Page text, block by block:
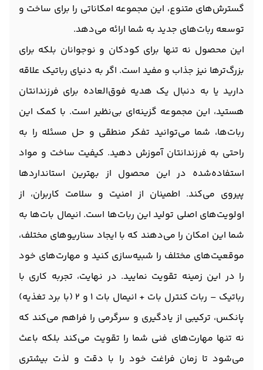
گسترش‌های متنوع، این مجموعه امکاناتی را برای ساخت و
توسعه ربات‌های جدید به شما ارائه می‌دهد.
این محصول نه تنها برای کودکان و نوجوانان بلکه برای
بزرگ‌ترها نیز جذاب و مفید است. اگر به دنیای رباتیک علاقه
دارید یا به دنبال یک هدیه فوق‌العاده برای فرزندانتان
هستید، این مجموعه گزینه‌ای بی‌نظیر است. با کمک این
ربات‌ها، شما می‌توانید تفکر منطقی و حل مسئله را به
راحتی به فرزندانتان آموزش دهید. کیفیت ساخت و مواد
استفاده‌شده در این محصول از بهترین استانداردها
پیروی می‌کند. اطمینان از امنیت و سلامت کاربران، از
اولویت‌های اصلی تولید این ربات‌ها است. انیمال بات‌ها به
شما این امکان را می‌دهند که با ایجاد سناریوهای مختلف،
موقعیت‌های مختلف را شبیه‌سازی کنید و مهارت‌های خود
را در این زمینه تقویت نمایید. در نهایت، تجربه کاری با
رباتیک – ربات کنترل بات + انیمال بات 1 و 2 (با برد تغذیه)
پانکس، ترکیبی از یادگیری و سرگرمی را فراهم می‌کند که
نه تنها مهارت‌های فنی شما را تقویت می‌کند بلکه باعث
می‌شود تا زمان فراغت خود را با دقت و لذت بیشتری